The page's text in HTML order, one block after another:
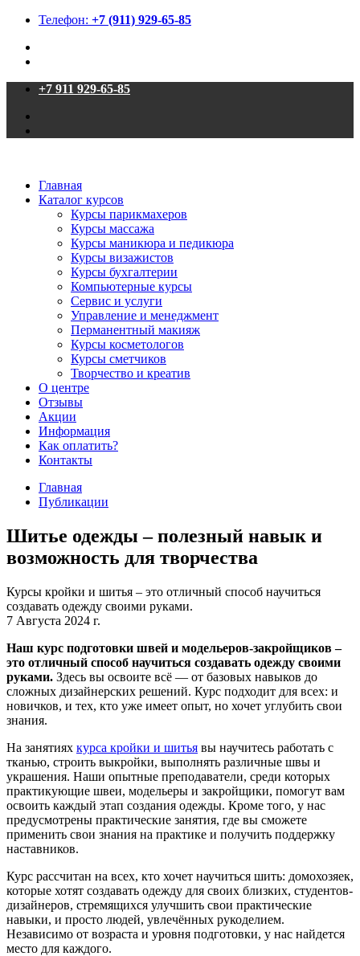
Телефон: +7 (911) 929-65-85
+7 911 929-65-85
Главная
Каталог курсов
Курсы парикмахеров
Курсы массажа
Курсы маникюра и педикюра
Курсы визажистов
Курсы бухгалтерии
Компьютерные курсы
Сервис и услуги
Управление и менеджмент
Перманентный макияж
Курсы косметологов
Курсы сметчиков
Творчество и креатив
О центре
Отзывы
Акции
Информация
Как оплатить?
Контакты
Главная
Публикации
Шитье одежды – полезный навык и
возможность для творчества
Курсы кройки и шитья – это отличный способ научиться
создавать одежду своими руками.
7 Августа 2024 г.
Наш курс подготовки швей и модельеров-закройщиков –
это отличный способ научиться создавать одежду своими
руками. Здесь вы освоите всё ― от базовых навыков до
сложных дизайнерских решений. Курс подходит для всех: и
новичков, и тех, кто уже имеет опыт, но хочет углубить свои
знания.
На занятиях курса кройки и шитья вы научитесь работать с
тканью, строить выкройки, выполнять различные швы и
украшения. Наши опытные преподаватели, среди которых
практикующие швеи, модельеры и закройщики, помогут вам
освоить каждый этап создания одежды. Кроме того, у нас
предусмотрены практические занятия, где вы сможете
применить свои знания на практике и получить поддержку
наставников.
Курс рассчитан на всех, кто хочет научиться шить: домохозяек,
которые хотят создавать одежду для своих близких, студентов-
дизайнеров, стремящихся улучшить свои практические
навыки, и просто людей, увлечённых рукоделием.
Независимо от возраста и уровня подготовки, у нас найдется
место для каждого.